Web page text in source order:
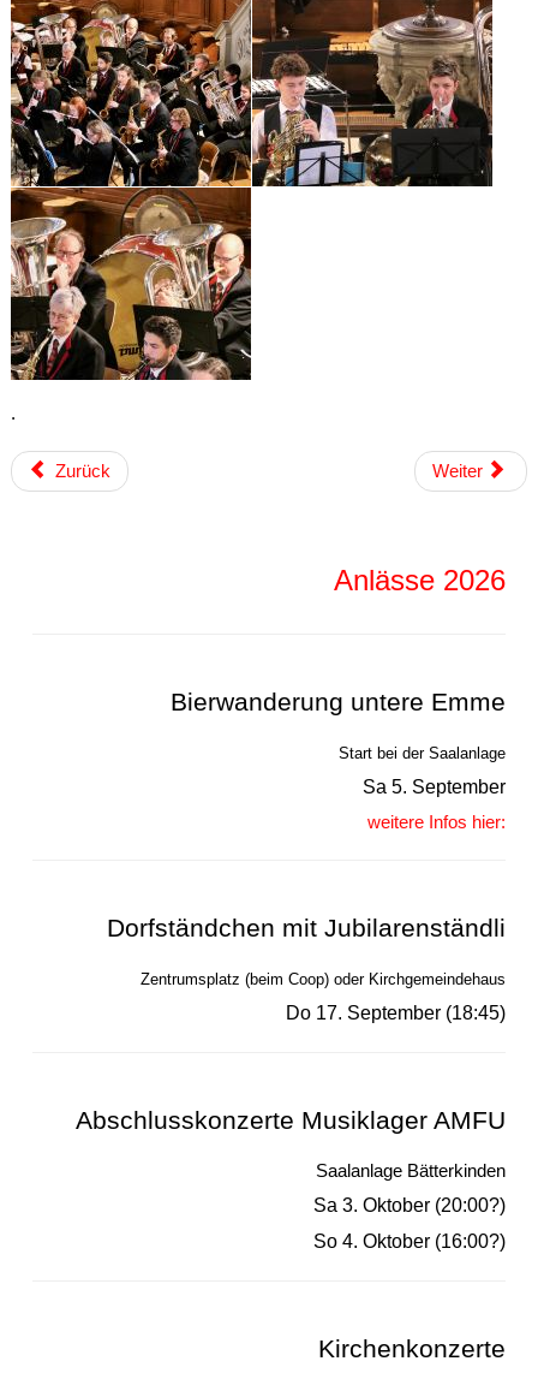
.
Zurück Weiter
Anlässe 2026
Bierwanderung untere Emme
Start bei der Saalanlage
Sa 5. September
weitere Infos hier:
Dorfständchen mit Jubilarenständli
Zentrumsplatz (beim Coop) oder Kirchgemeindehaus
Do 17. September (18:45)
Abschlusskonzerte Musiklager AMFU
Saalanlage Bätterkinden
Sa 3. Oktober (20:00?)
So 4. Oktober (16:00?)
Kirchenkonzerte